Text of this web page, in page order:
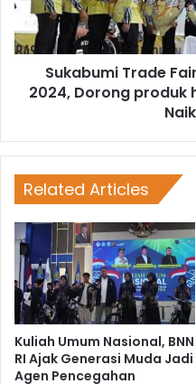
Sukabumi Trade
2024, Dorong produk
Related Articles
Kuliah Umum Nasional, BNN
RI Ajak Generasi Muda Jadi
Agen Pencegahan